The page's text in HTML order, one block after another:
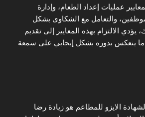
عمليات إعداد الطعام، وإدارة
والتعامل مع الشكاوى بشكل
الالتزام بهذه المعايير إلى تقديم
ما ينعكس بدوره بشكل إيجابي على سمعة
لشهادة الايزو للمطاعم هو زيادة رضا